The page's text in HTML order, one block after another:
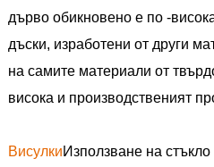
дърво обикновено е по -
дъски, изработени от други
на самите материали от
висока и производственият
ВисулкиИзползване на